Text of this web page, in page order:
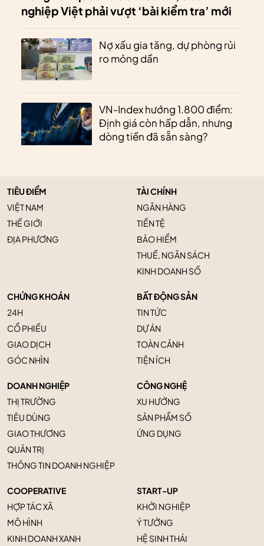
nghiệp Việt phải vượt ‘bài kiểm tra’ mới
Nợ xấu gia tăng, dự phòng rủi
ro mỏng dần
VN-Index hướng 1.800 điểm:
Định giá còn hấp dẫn, nhưng
dòng tiền đã sẵn sàng?
TIÊU ĐIỂM
VIỆT NAM
THẾ GIỚI
ĐỊA PHƯƠNG
TÀI CHÍNH
NGÂN HÀNG
TIỀN TỆ
BẢO HIỂM
THUẾ, NGÂN SÁCH
KINH DOANH SỐ
CHỨNG KHOÁN
24H
CỔ PHIẾU
GIAO DỊCH
GÓC NHÌN
BẤT ĐỘNG SẢN
TIN TỨC
DỰ ÁN
TOÀN CẢNH
TIỆN ÍCH
DOANH NGHIỆP
THỊ TRƯỜNG
TIÊU DÙNG
GIAO THƯƠNG
QUẢN TRỊ
THÔNG TIN DOANH NGHIỆP
CÔNG NGHỆ
XU HƯỚNG
SẢN PHẨM SỐ
ỨNG DỤNG
COOPERATIVE
HỢP TÁC XÃ
MÔ HÌNH
KINH DOANH XANH
START-UP
KHỞI NGHIỆP
Ý TƯỞNG
HỆ SINH THÁI